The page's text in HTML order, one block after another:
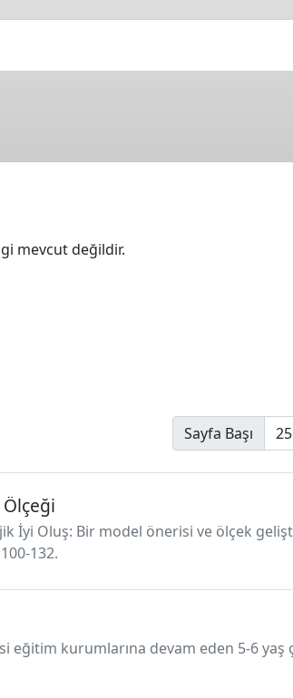
mevcut değildir.
Sayfa Başı
İyi Oluş: Bir model önerisi ve ölçek
132.
eğitim kurumlarına devam eden 5-6 yaş